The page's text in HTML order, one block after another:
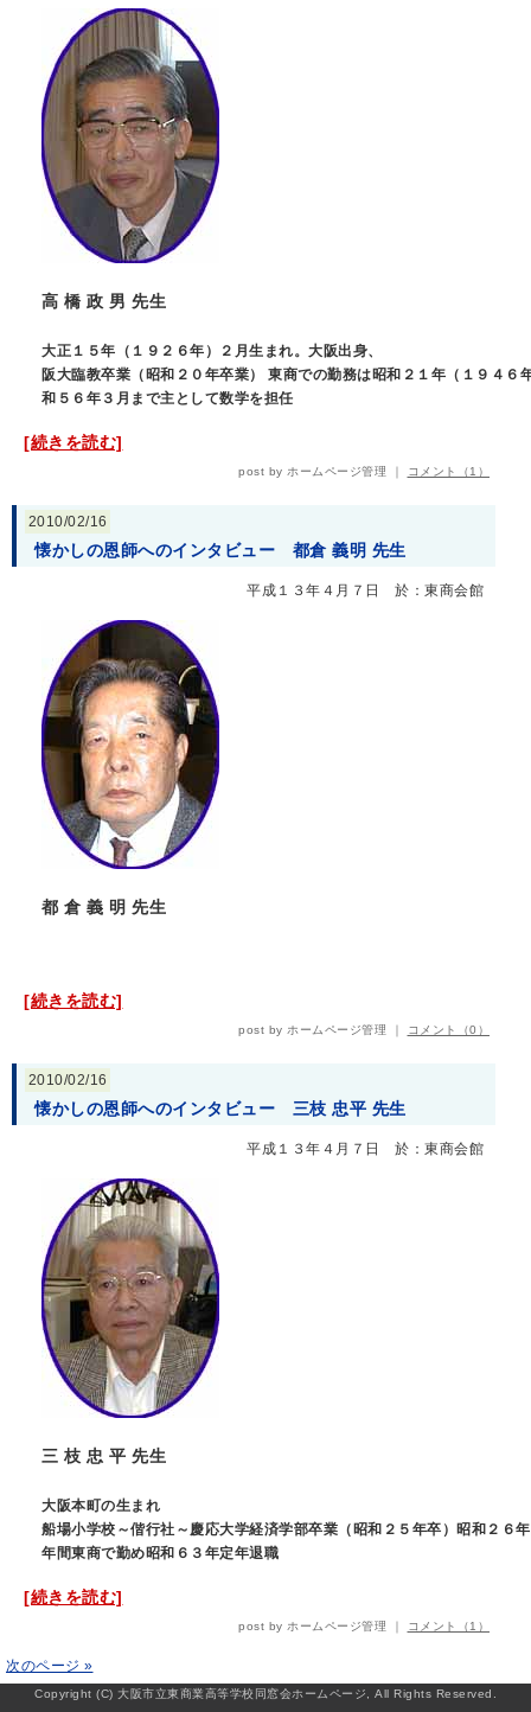
高 橋 政 男 先生
大正１５年（１９２６年）２月生まれ。大阪出身、
阪大臨教卒業（昭和２０年卒業） 東商での勤務は昭和２１年（１９４６
和５６年３月まで主として数学を担任
[続きを読む]
post by ホームページ管理 ｜ コメント（1）
2010/02/16
懐かしの恩師へのインタビュー 都倉 義明 先生
平成１３年４月７日 於：東商会館
都 倉 義 明 先生
[続きを読む]
post by ホームページ管理 ｜ コメント（0）
2010/02/16
懐かしの恩師へのインタビュー 三枝 忠平 先生
平成１３年４月７日 於：東商会館
三 枝 忠 平 先生
大阪本町の生まれ
船場小学校～偕行社～慶応大学経済学部卒業（昭和２５年卒）昭和２６
年間東商で勤め昭和６３年定年退職
[続きを読む]
post by ホームページ管理 ｜ コメント（1）
次のページ »
Copyright (C) 大阪市立東商業高等学校同窓会ホームページ, All Rights Reserved.